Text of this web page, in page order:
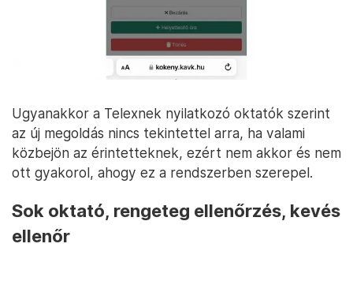
Ugyanakkor a Telexnek nyilatkozó oktatók szerint
az új megoldás nincs tekintettel arra, ha valami
közbejön az érintetteknek, ezért nem akkor és nem
ott gyakorol, ahogy ez a rendszerben szerepel.
Sok oktató, rengeteg ellenőrzés, kevés
ellenőr